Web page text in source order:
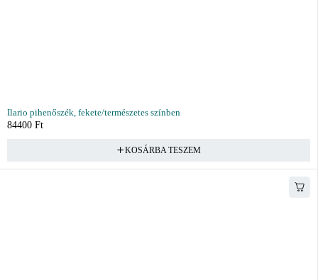
Ilario pihenőszék, fekete/természetes színben
84400 Ft
KOSÁRBA TESZEM